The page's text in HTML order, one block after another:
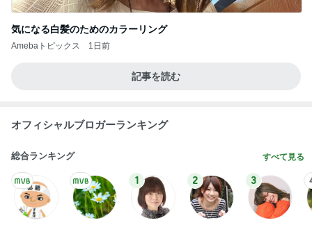
気になる白髪のためのカラーリング
Amebaトピックス 1日前
記事を読む
オフィシャルブロガーランキング
総合ランキング すべて見る
1 2 3